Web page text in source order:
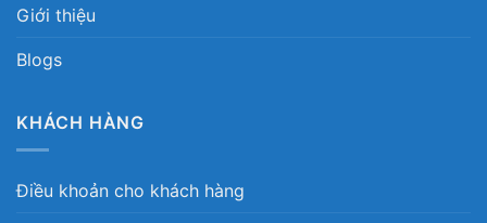
Giới thiệu
Blogs
KHÁCH HÀNG
Điều khoản cho khách hàng